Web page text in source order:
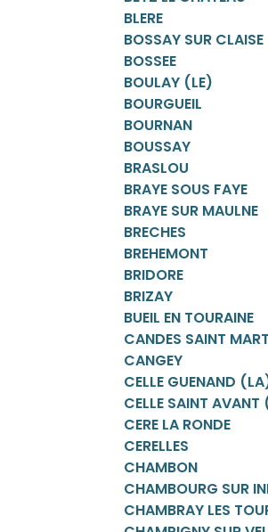
BLERE
BOSSAY SUR CLAISE
BOSSEE
BOULAY (LE)
BOURGUEIL
BOURNAN
BOUSSAY
BRASLOU
BRAYE SOUS FAYE
BRAYE SUR MAULNE
BRECHES
BREHEMONT
BRIDORE
BRIZAY
BUEIL EN TOURAINE
CANDES SAINT
CANGEY
CELLE GUENAND
CELLE SAINT
CERE LA RONDE
CERELLES
CHAMBON
CHAMBOURG SUR
CHAMBRAY LES